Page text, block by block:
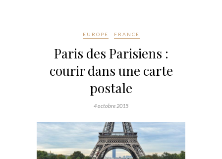
EUROPE FRANCE
Paris des Parisiens :
courir dans une carte
postale
4 octobre 2015